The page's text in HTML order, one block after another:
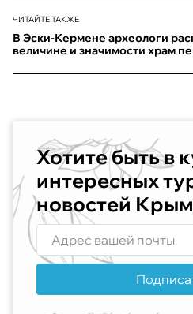
ЧИТАЙТЕ ТАКЖЕ
В Эски-Кермене археологи
величине и значимости храм
Хотите быть в
интересных
новостей